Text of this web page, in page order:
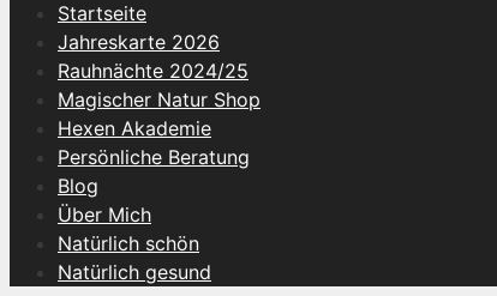
Startseite
Jahreskarte 2026
Rauhnächte 2024/25
Magischer Natur Shop
Hexen Akademie
Persönliche Beratung
Blog
Über Mich
Natürlich schön
Natürlich gesund